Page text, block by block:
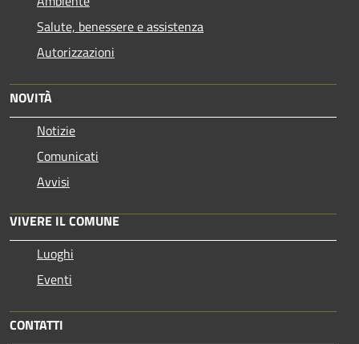
Salute, benessere e assistenza
Autorizzazioni
NOVITÀ
Notizie
Comunicati
Avvisi
VIVERE IL COMUNE
Luoghi
Eventi
CONTATTI